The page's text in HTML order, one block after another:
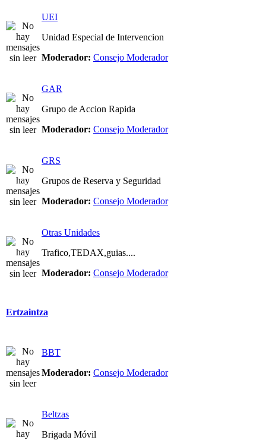
UEI
Unidad Especial de Intervencion
Moderador: Consejo Moderador
GAR
Grupo de Accion Rapida
Moderador: Consejo Moderador
GRS
Grupos de Reserva y Seguridad
Moderador: Consejo Moderador
Otras Unidades
Trafico,TEDAX,guias....
Moderador: Consejo Moderador
Ertzaintza
BBT
Moderador: Consejo Moderador
Beltzas
Brigada Móvil